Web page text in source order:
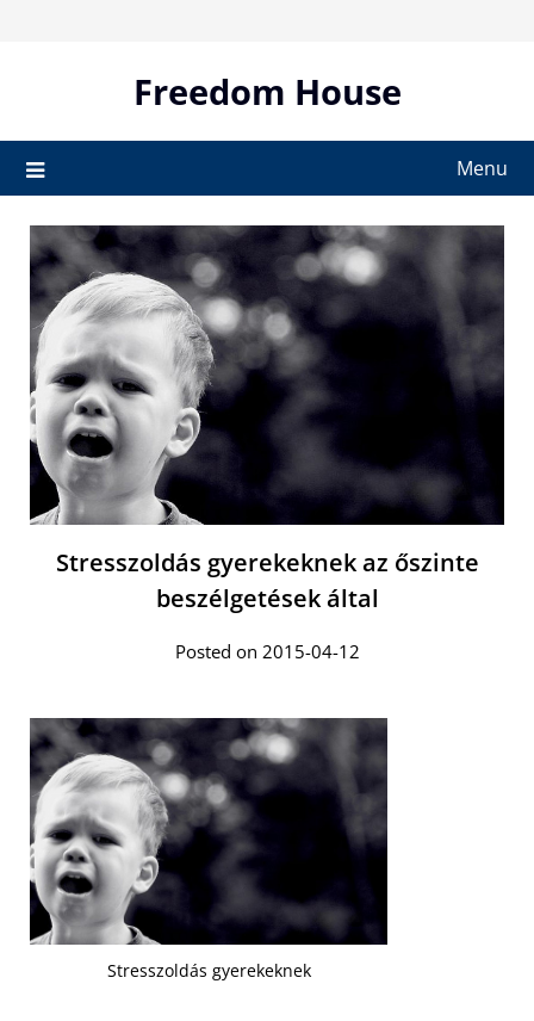
Freedom House
Menu
Stresszoldás gyerekeknek az őszinte
beszélgetések által
Posted on 2015-04-12
Stresszoldás gyerekeknek